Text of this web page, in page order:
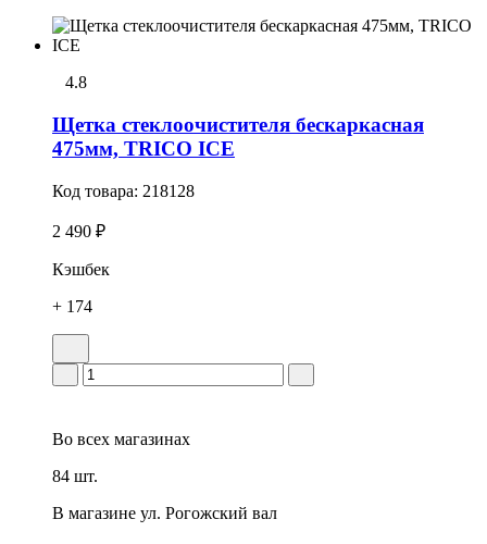
4.8
Щетка стеклоочистителя бескаркасная
475мм, TRICO ICE
Код товара: 218128
2 490 ₽
Кэшбек
+ 174
Во всех магазинах
84 шт.
В магазине ул. Рогожский вал